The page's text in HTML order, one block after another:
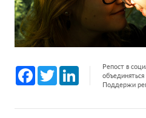
Facebook
Twitter LinkedInРепост в
Поддержи